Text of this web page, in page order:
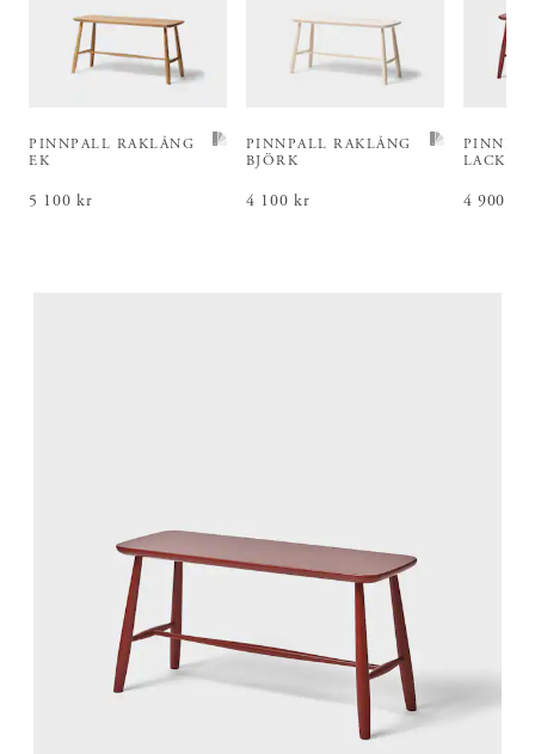
PINNPALL RAKLÅNG
EK
Pris:5 100 kr
5 100 kr
PINNPALL RAKLÅNG
BJÖRK
Pris:4 100 kr
4 100 kr Pris:4
4 900 kr